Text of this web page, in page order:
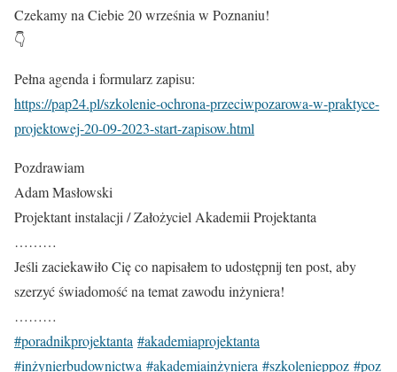
Czekamy na Ciebie 20 września w Poznaniu!
👇
Pełna agenda i formularz zapisu:
https://pap24.pl/szkolenie-ochrona-przeciwpozarowa-w-praktyce-
projektowej-20-09-2023-start-zapisow.html
Pozdrawiam
Adam Masłowski
Projektant instalacji / Założyciel Akademii Projektanta
………
Jeśli zaciekawiło Cię co napisałem to udostępnij ten post, aby
szerzyć świadomość na temat zawodu inżyniera!
………
#poradnikprojektanta #akademiaprojektanta
#inżynierbudownictwa #akademiainżyniera #szkolenieppoz #poz